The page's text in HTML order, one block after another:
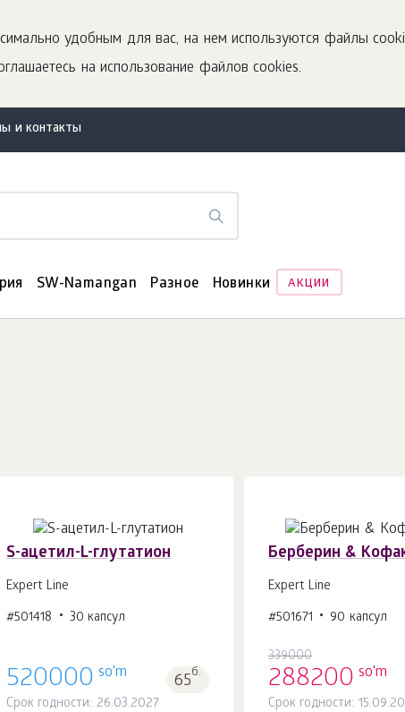
удобным для вас, на нем используются файлы
на использование файлов cookies.
и контакты
SW-Namangan Разное Новинки АКЦИИ
S-ацетил-L-глутатион
Expert Line
#501418 30 капсул
520000 so'm 65б.
Срок годности: 26.03.2027
В корзину 1
Берберин &
Expert Line
#501671 90 капсул
339000
288200 so'm
Срок годности:
В корзину 1